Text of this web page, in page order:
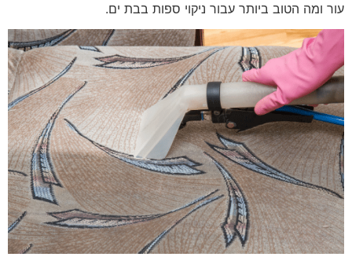
עור ומה הטוב ביותר עבור ניקוי ספות בבת ים.